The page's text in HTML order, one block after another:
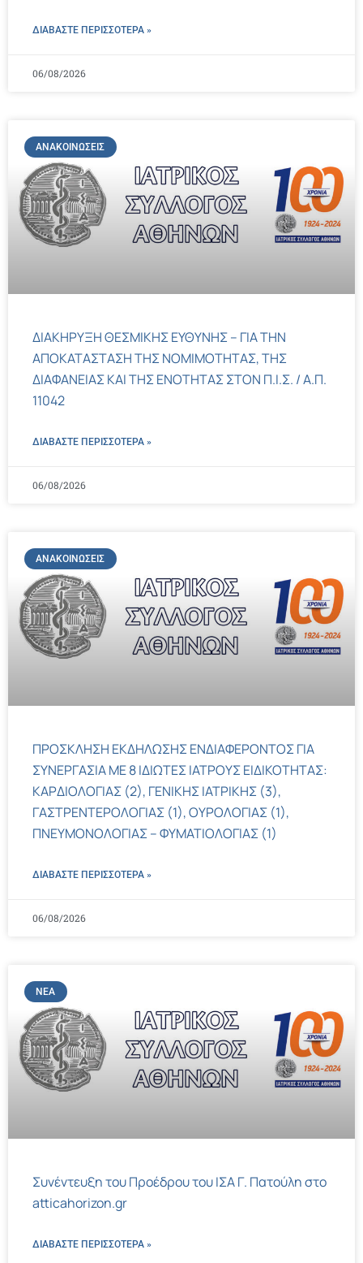
ΔΙΑΒΑΣΤΕ ΠΕΡΙΣΣΌΤΕΡΑ »
06/08/2026
ΑΝΑΚΟΙΝΏΣΕΙΣ
ΔΙΑΚΗΡΥΞΗ ΘΕΣΜΙΚΗΣ ΕΥΘΥΝΗΣ – ΓΙΑ ΤΗΝ
ΑΠΟΚΑΤΑΣΤΑΣΗ ΤΗΣ ΝΟΜΙΜΟΤΗΤΑΣ, ΤΗΣ
ΔΙΑΦΑΝΕΙΑΣ ΚΑΙ ΤΗΣ ΕΝΟΤΗΤΑΣ ΣΤΟΝ Π.Ι.Σ. / Α.Π.
11042
ΔΙΑΒΑΣΤΕ ΠΕΡΙΣΣΌΤΕΡΑ »
06/08/2026
ΑΝΑΚΟΙΝΏΣΕΙΣ
ΠΡΟΣΚΛΗΣΗ ΕΚΔΗΛΩΣΗΣ ΕΝΔΙΑΦΕΡΟΝΤΟΣ ΓΙΑ
ΣΥΝΕΡΓΑΣΙΑ ΜΕ 8 ΙΔΙΩΤΕΣ ΙΑΤΡΟΥΣ ΕΙΔΙΚΟΤΗΤΑΣ:
ΚΑΡΔΙΟΛΟΓΙΑΣ (2), ΓΕΝΙΚΗΣ ΙΑΤΡΙΚΗΣ (3),
ΓΑΣΤΡΕΝΤΕΡΟΛΟΓΙΑΣ (1), ΟΥΡΟΛΟΓΙΑΣ (1),
ΠΝΕΥΜΟΝΟΛΟΓΙΑΣ – ΦΥΜΑΤΙΟΛΟΓΙΑΣ (1)
ΔΙΑΒΑΣΤΕ ΠΕΡΙΣΣΌΤΕΡΑ »
06/08/2026
ΝΈΑ
Συνέντευξη του Προέδρου του ΙΣΑ Γ. Πατούλη στο
atticahorizon.gr
ΔΙΑΒΑΣΤΕ ΠΕΡΙΣΣΌΤΕΡΑ »